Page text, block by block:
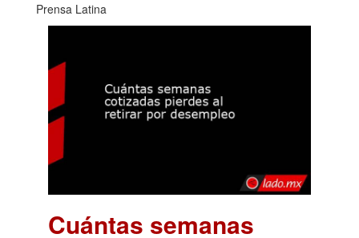
Prensa Latina
Cuántas semanas